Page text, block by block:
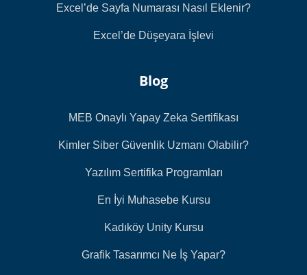
Excel’de Sayfa Numarası Nasıl Eklenir?
Excel’de Düşeyara İşlevi
Blog
MEB Onaylı Yapay Zeka Sertifikası
Kimler Siber Güvenlik Uzmanı Olabilir?
Yazılım Sertifika Programları
En İyi Muhasebe Kursu
Kadıköy Unity Kursu
Grafik Tasarımcı Ne İş Yapar?